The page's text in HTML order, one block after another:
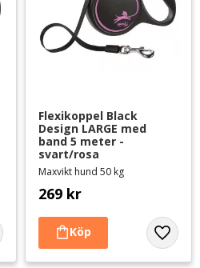
till i favoriter
Flexikoppel Black
Design LARGE med
band 5 meter -
svart/rosa
Maxvikt hund 50 kg
269 kr
Lägg